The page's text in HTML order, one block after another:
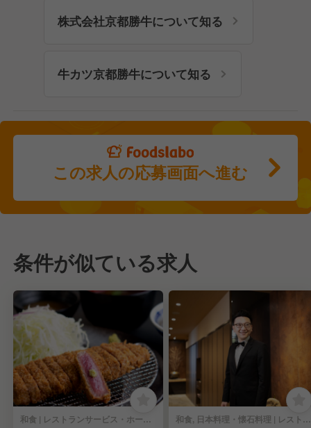
株式会社京都勝牛について知る
牛カツ京都勝牛について知る
この求人の応募画面へ進む
条件が似ている求人
和食 | レストランサービス・ホールスタッフ 和食, 日本料理・懐石料理 | レストランサービス・ホールスタッフ